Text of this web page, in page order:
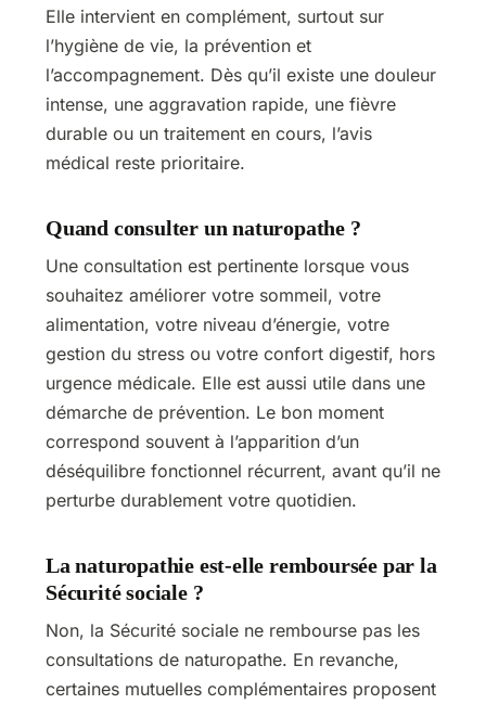
Elle intervient en complément, surtout sur
l’hygiène de vie, la prévention et
l’accompagnement. Dès qu’il existe une douleur
intense, une aggravation rapide, une fièvre
durable ou un traitement en cours, l’avis
médical reste prioritaire.
Quand consulter un naturopathe ?
Une consultation est pertinente lorsque vous
souhaitez améliorer votre sommeil, votre
alimentation, votre niveau d’énergie, votre
gestion du stress ou votre confort digestif, hors
urgence médicale. Elle est aussi utile dans une
démarche de prévention. Le bon moment
correspond souvent à l’apparition d’un
déséquilibre fonctionnel récurrent, avant qu’il ne
perturbe durablement votre quotidien.
La naturopathie est-elle remboursée par la
Sécurité sociale ?
Non, la Sécurité sociale ne rembourse pas les
consultations de naturopathe. En revanche,
certaines mutuelles complémentaires proposent